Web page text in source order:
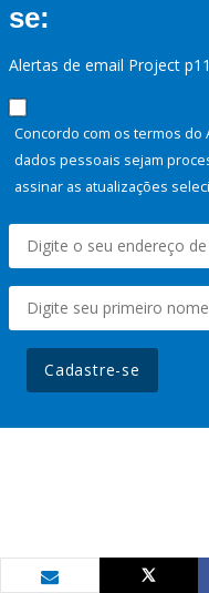
se:
Alertas de email Project
Concordo com os termos do
dados pessoais sejam
assinar as atualizações
Cadastre-se